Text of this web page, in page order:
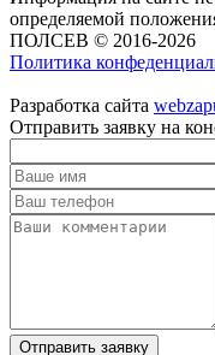
определяемой
ПОЛСЕВ © 2016-2026
Политика
Разработка сайта
Отправить заявку на
Отправить заявку